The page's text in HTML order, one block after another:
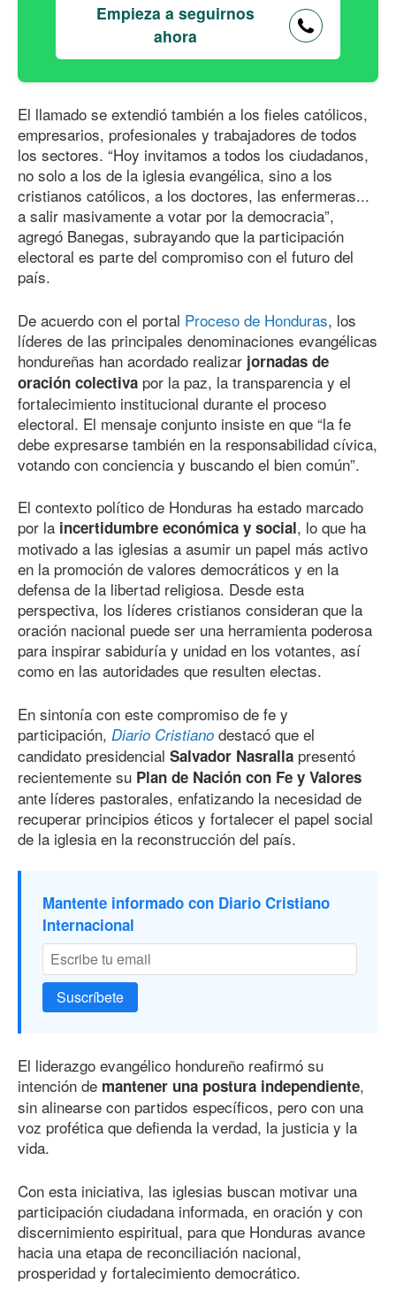
Empieza a seguirnos
ahora
El llamado se extendió también a los fieles católicos,
empresarios, profesionales y trabajadores de todos
los sectores. “Hoy invitamos a todos los ciudadanos,
no solo a los de la iglesia evangélica, sino a los
cristianos católicos, a los doctores, las enfermeras...
a salir masivamente a votar por la democracia”,
agregó Banegas, subrayando que la participación
electoral es parte del compromiso con el futuro del
país.
De acuerdo con el portal Proceso de Honduras, los
líderes de las principales denominaciones evangélicas
hondureñas han acordado realizar jornadas de
oración colectiva por la paz, la transparencia y el
fortalecimiento institucional durante el proceso
electoral. El mensaje conjunto insiste en que “la fe
debe expresarse también en la responsabilidad cívica,
votando con conciencia y buscando el bien común”.
El contexto político de Honduras ha estado marcado
por la incertidumbre económica y social, lo que ha
motivado a las iglesias a asumir un papel más activo
en la promoción de valores democráticos y en la
defensa de la libertad religiosa. Desde esta
perspectiva, los líderes cristianos consideran que la
oración nacional puede ser una herramienta poderosa
para inspirar sabiduría y unidad en los votantes, así
como en las autoridades que resulten electas.
En sintonía con este compromiso de fe y
participación, Diario Cristiano destacó que el
candidato presidencial Salvador Nasralla presentó
recientemente su Plan de Nación con Fe y Valores
ante líderes pastorales, enfatizando la necesidad de
recuperar principios éticos y fortalecer el papel social
de la iglesia en la reconstrucción del país.
Mantente informado con Diario Cristiano
Internacional
Suscríbete
El liderazgo evangélico hondureño reafirmó su
intención de mantener una postura independiente,
sin alinearse con partidos específicos, pero con una
voz profética que defienda la verdad, la justicia y la
vida.
Con esta iniciativa, las iglesias buscan motivar una
participación ciudadana informada, en oración y con
discernimiento espiritual, para que Honduras avance
hacia una etapa de reconciliación nacional,
prosperidad y fortalecimiento democrático.